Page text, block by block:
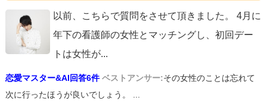
以前、こちらで質問をさせて頂きました。 4月に
年下の看護師の女性とマッチングし、初回デー
トは女性が...
恋愛マスター&AI回答6件 ベストアンサー:その女性のことは忘れて
次に行ったほうが良いでしょう。 ...